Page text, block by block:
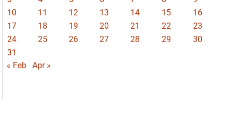
10
11 12 13 14 15
16
17
18 19 20 21 22
23
24
25 26 27 28 29
30
31
« Feb
Apr »